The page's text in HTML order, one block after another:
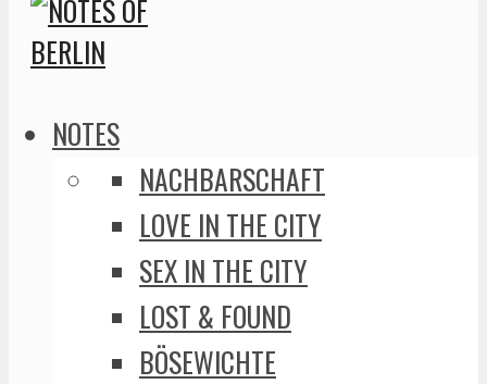
NOTES
NACHBARSCHAFT
LOVE IN THE CITY
SEX IN THE CITY
LOST & FOUND
BÖSEWICHTE